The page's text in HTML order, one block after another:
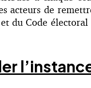
acteurs de
du Code